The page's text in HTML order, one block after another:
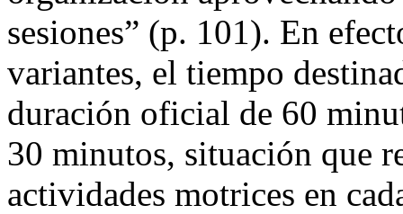
sesiones” (p. 101). En
variantes, el tiempo
duración oficial de 60
30 minutos, situación que
actividades motrices en